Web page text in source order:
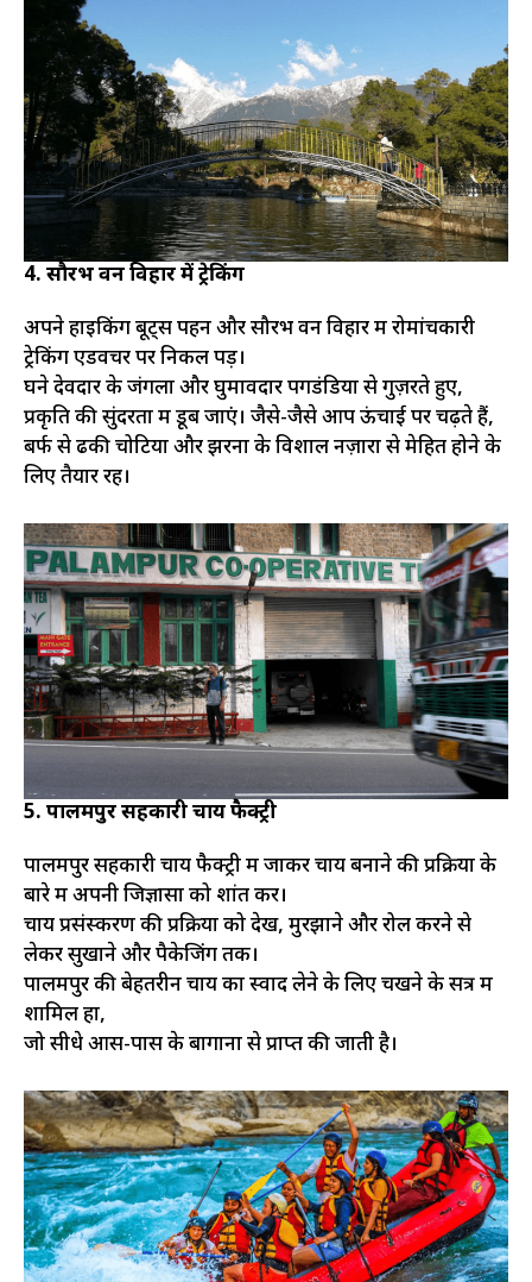
4. सौरभ वन विहार में ट्रेकिंग
अपने हाइकिंग बूट्स पहनें और सौरभ वन विहार में रोमांचकारी
ट्रेकिंग एडवेंचर पर निकल पड़ें।
घने देवदार के जंगलों और घुमावदार पगडंडियों से गुज़रते हुए,
प्रकृति की सुंदरता में डूब जाएं। जैसे-जैसे आप ऊंचाई पर चढ़ते हैं,
बर्फ से ढकी चोटियों और झरनों के विशाल नज़ारों से मेहित होने के
लिए तैयार रहें।
5. पालमपुर सहकारी चाय फैक्ट्री
पालमपुर सहकारी चाय फैक्ट्री में जाकर चाय बनाने की प्रक्रिया के
बारे में अपनी जिज्ञासा को शांत करें।
चाय प्रसंस्करण की प्रक्रिया को देखें, मुरझाने और रोल करने से
लेकर सुखाने और पैकेजिंग तक।
पालमपुर की बेहतरीन चाय का स्वाद लेने के लिए चखने के सत्र में
शामिल हों,
जो सीधे आस-पास के बागानों से प्राप्त की जाती है।